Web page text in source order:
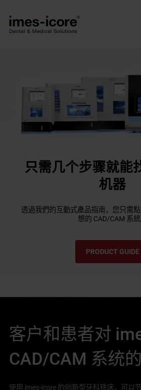
只需几个步骤就能
机器
透過我們的互動式產品指南，您只需
想的 CAD/CAM 系統
PRODUCT GUIDE
客户和患者对
CAD/CAM 系统
使用 imes-icore 的创新型牙科铣床，可以